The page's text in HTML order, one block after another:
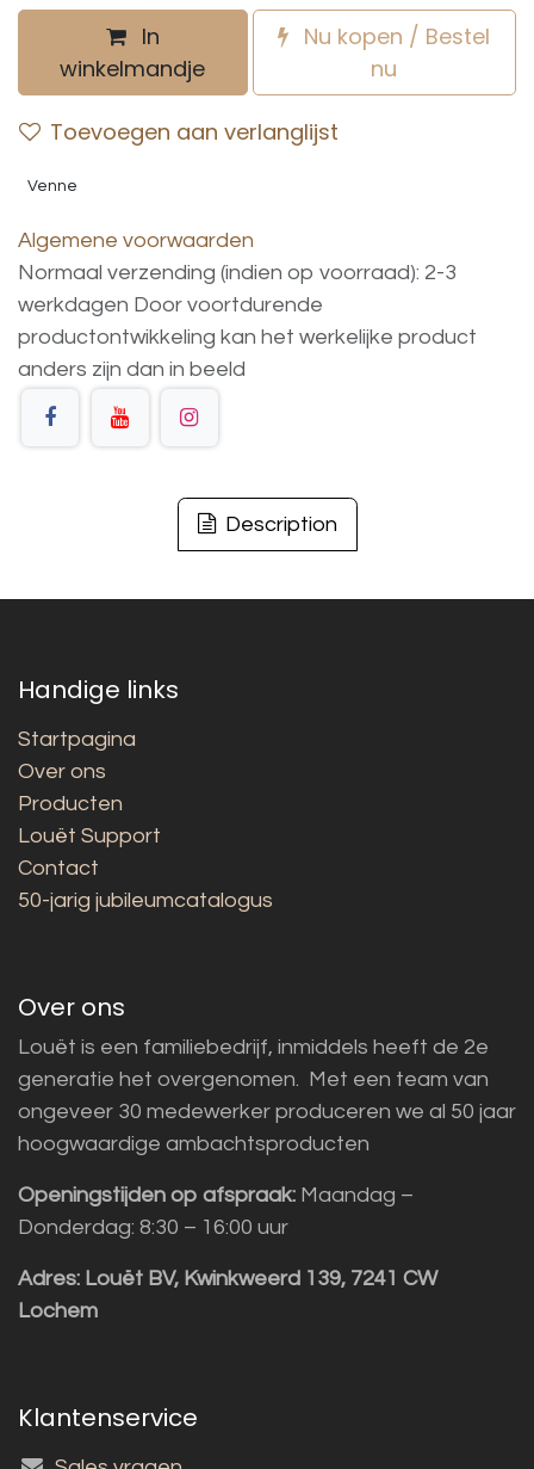
In
winkelmandje
Nu kopen / Bestel
nu
Toevoegen aan verlanglijst
Venne
Algemene voorwaarden
Normaal verzending (indien op voorraad): 2-3
werkdagen Door voortdurende
productontwikkeling kan het werkelijke product
anders zijn dan in beeld
Description
Handige links
Startpagina
Over ons
Producten
Louët Support
Contact
50-jarig jubileumcatalogus
Over ons
Louët is een familiebedrijf, inmiddels heeft de 2e
generatie het overgenomen. Met een team van
ongeveer 30 medewerker produceren we al 50 jaar
hoogwaardige ambachtsproducten
Openingstijden op afspraak: Maandag –
Donderdag: 8:30 – 16:00 uur
Adres: Louët BV, Kwinkweerd 139, 7241 CW
Lochem
Klantenservice